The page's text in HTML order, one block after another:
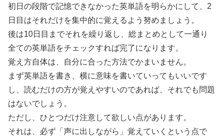
初日の段階で記憶できなかった英単語を明らかにして、2
日目はそれだけを集中的に覚えるよう努めましょう。
後は10日目までそれを繰り返し、総まとめとして一通り
全ての英単語をチェックすれば完了になります。
覚え方自体は、自分に合った方法でかまいません。
まず英単語を書き、横に意味を書いていってもいいです
し、読むだけの方が覚えやすいのであれば、それでも問題
はないでしょう。
ただし、ひとつだけ注意して欲しい点があります。
それは、必ず「声に出しながら」覚えていくという点で